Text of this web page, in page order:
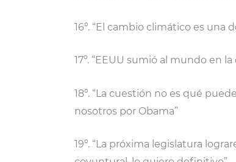
16º. “El cambio climático es una
17º. “EEUU sumió al mundo en
18º. “La cuestión no es qué
nosotros por Obama”
19º. “La próxima legislatura